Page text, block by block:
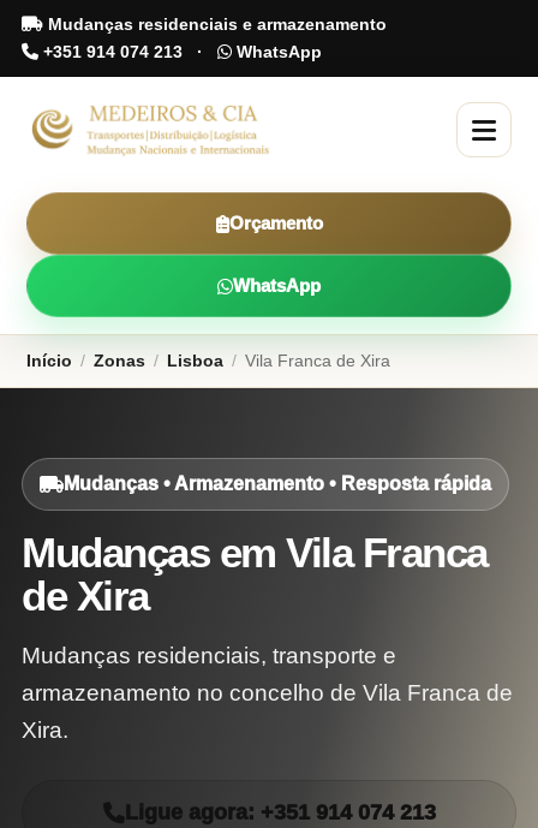
Mudanças residenciais e armazenamento
+351 914 074 213 · WhatsApp
Orçamento
WhatsApp
Início / Zonas / Lisboa / Vila Franca de Xira
Mudanças • Armazenamento • Resposta rápida
Mudanças em Vila Franca
de Xira
Mudanças residenciais, transporte e
armazenamento no concelho de Vila Franca de
Xira.
Ligue agora: +351 914 074 213